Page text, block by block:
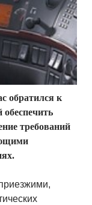
обратился к
обеспечить
требований